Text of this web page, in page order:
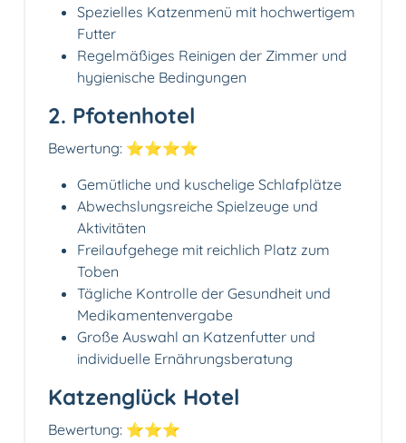
Spezielles Katzenmenü mit hochwertigem
Futter
Regelmäßiges Reinigen der Zimmer und
hygienische Bedingungen
2. Pfotenhotel
Bewertung: ⭐⭐⭐⭐
Gemütliche und kuschelige Schlafplätze
Abwechslungsreiche Spielzeuge und
Aktivitäten
Freilaufgehege mit reichlich Platz zum
Toben
Tägliche Kontrolle der Gesundheit und
Medikamentenvergabe
Große Auswahl an Katzenfutter und
individuelle Ernährungsberatung
Katzenglück Hotel
Bewertung: ⭐⭐⭐